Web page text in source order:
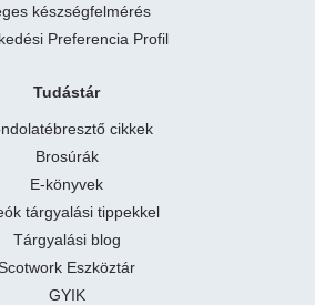
készségfelmérés
Preferencia Profil
Tudástár
cikkek
Brosúrák
E-könyvek
tárgyalási tippekkel
Tárgyalási blog
Eszköztár
GYIK